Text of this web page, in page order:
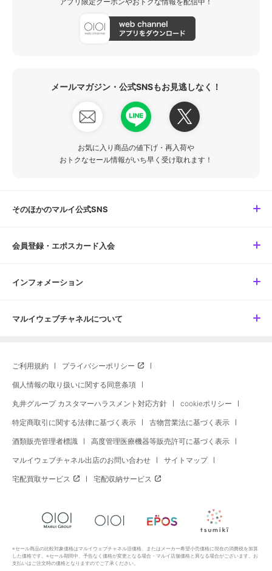
メールマガジン・公式SNSもお見逃しなく！
お気に入り商品の値下げ・再入荷や
おトクなセール情報がいち早く受け取れます！
そのほかのマルイ公式SNS
会員登録・エポスカード入会
インフォメーション
マルイウェブチャネルについて
ご利用規約 プライバシーポリシー
個人情報の取り扱いに関する同意条項
丸井グループ カスタマーハラスメント対応方針 cookieポリシー
特定商取引に関する法律に基づく表示 古物営業法に基づく表示
酒類販売管理者標識 高度管理医療機器等販売許可に基づく表示
マルイウェブチャネル出店のお問い合わせ サイトマップ
宅配買取サービス 宅配収納サービス
※セール商品の比較対象価格はマルイウェブチャネル旧価格、またはメーカー希望小売価格に現在の消費税を加算
した価格です。※セール期間中、予告なく価格が変更となる場合・マルイ店舗価格と異なる場合がございます。お
支払いはご注文時の価格となりますのでご了承ください。